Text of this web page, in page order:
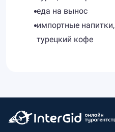
еда на вынос
импортные
турецкий кофе